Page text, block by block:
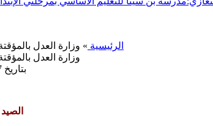
الرئيسية » وزارة العدل
وزارة العدل
بتاريخ 27 نوفمبر, 2017 في 08:59 مساءً | مصنفة في